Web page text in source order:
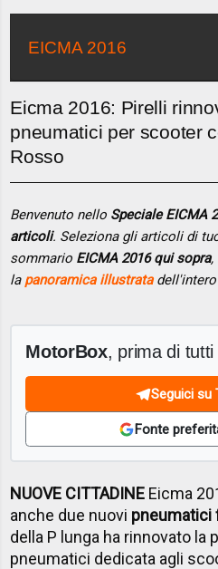
EICMA 2016
Eicma 2016: Pirelli
pneumatici per scooter
Rosso
Benvenuto nello Speciale EICMA
articoli. Seleziona gli articoli di
sommario EICMA 2016 qui sopra,
la panoramica illustratadell'intero
MotorBox, prima di tutti
Seguici su
Fonte
NUOVE CITTADINE Eicma
anche due nuovi pneumatici
della P lunga ha rinnovato la
pneumatici dedicata agli